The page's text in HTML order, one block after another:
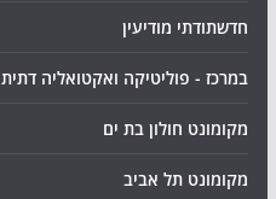
חדשתודתי מודיעין
במרכז - פוליטיקה ואקטואליה דתית
מקומונט חולון בת ים
מקומונט תל אביב